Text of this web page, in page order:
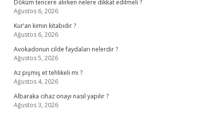
Döküm tencere alırken nelere dikkat edilmeli ?
Ağustos 6, 2026
Kur’an kimin kitabıdır ?
Ağustos 6, 2026
Avokadonun cilde faydaları nelerdir ?
Ağustos 5, 2026
Az pişmiş et tehlikeli mi ?
Ağustos 4, 2026
Albaraka cihaz onayı nasıl yapılır ?
Ağustos 3, 2026